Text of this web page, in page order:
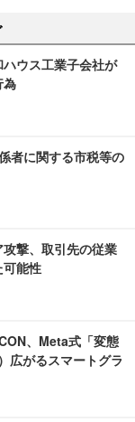
ウス工業子会社が
為
者に関する市税等の
撃、取引先の従業
可能性
、Meta式「変態
広がるスマートグラ